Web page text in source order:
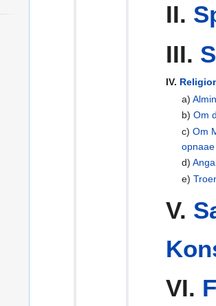
II.
III.
IV.
a)
b) Om
c) Om
d)
e)
V.
VI.